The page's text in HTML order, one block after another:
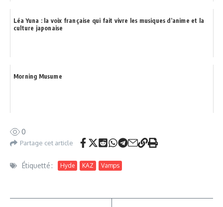
Léa Yuna : la voix française qui fait vivre les musiques d’anime et la
culture japonaise
Morning Musume
0
Partage cet article
Étiquetté : Hyde KAZ Vamps